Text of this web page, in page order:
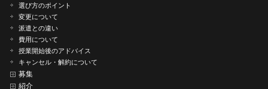
選び方のポイント
変更について
派遣との違い
費用について
授業開始後のアドバイス
キャンセル・解約について
募集
紹介